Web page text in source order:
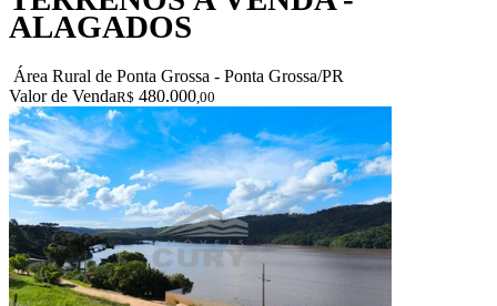
ALAGADOS
Área Rural de Ponta Grossa - Ponta Grossa/PR
Valor de VendaR$ 480.000,00